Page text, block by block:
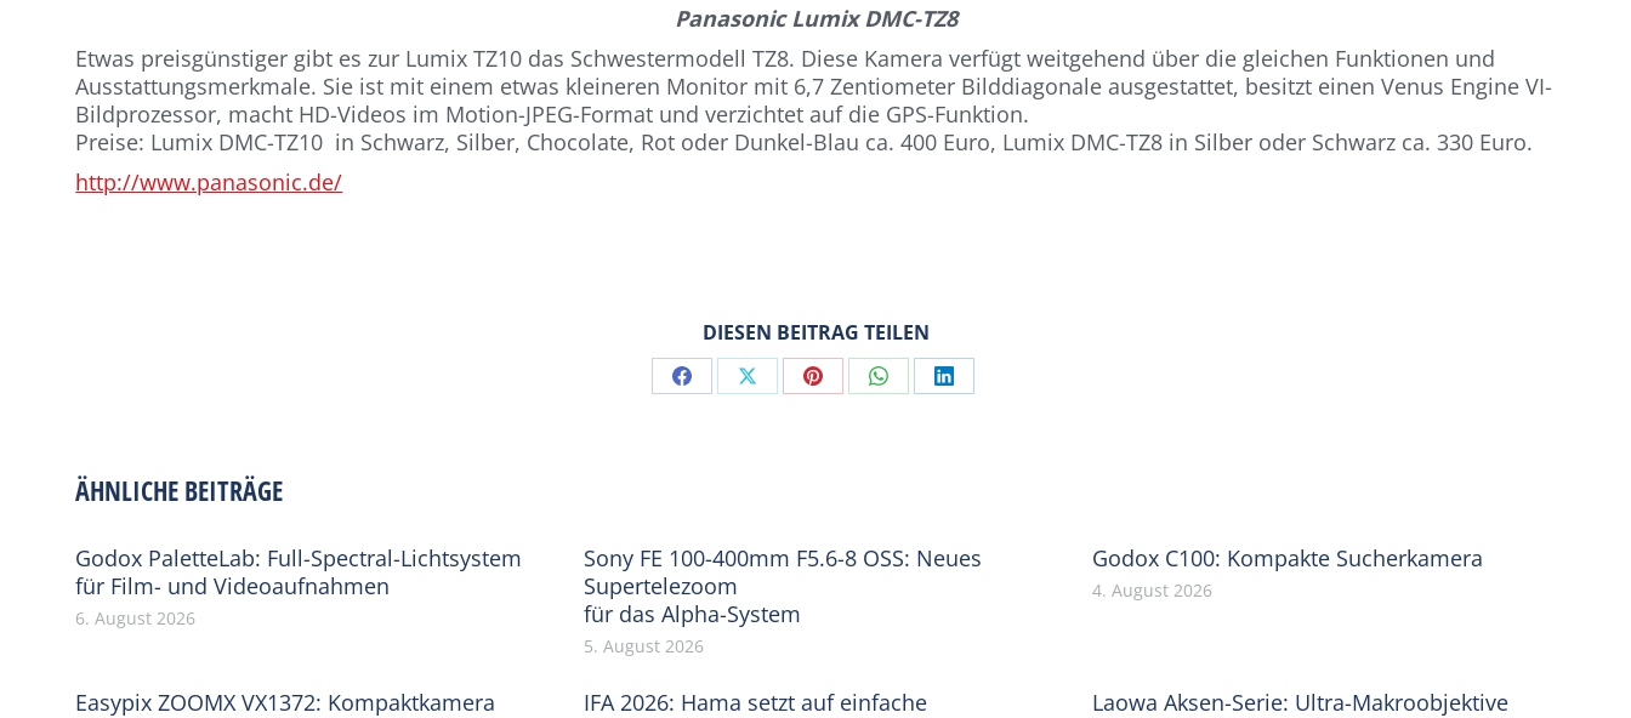
Panasonic Lumix DMC-TZ8
Etwas preisgünstiger gibt es zur Lumix TZ10 das Schwestermodell TZ8. Diese Kamera verfügt weitgehend über die gleichen Funktionen und
Ausstattungsmerkmale. Sie ist mit einem etwas kleineren Monitor mit 6,7 Zentiometer Bilddiagonale ausgestattet, besitzt einen Venus Engine VI-
Bildprozessor, macht HD-Videos im Motion-JPEG-Format und verzichtet auf die GPS-Funktion.
Preise: Lumix DMC-TZ10 in Schwarz, Silber, Chocolate, Rot oder Dunkel-Blau ca. 400 Euro, Lumix DMC-TZ8 in Silber oder Schwarz ca. 330 Euro.
http://www.panasonic.de/
DIESEN BEITRAG TEILEN
Share Share Share Share Share
ÄHNLICHE BEITRÄGE
Godox PaletteLab: Full-Spectral-Lichtsystem
für Film- und Videoaufnahmen
6. August 2026
Sony FE 100-400mm F5.6-8 OSS: Neues
Supertelezoom
für das Alpha-System
5. August 2026
Godox C100: Kompakte Sucherkamera
4. August 2026
Easypix ZOOMX VX1372: Kompaktkamera
IFA 2026: Hama setzt auf einfache
Laowa Aksen-Serie: Ultra-Makroobjektive